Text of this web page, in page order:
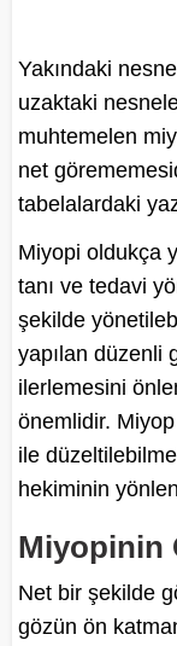
Yakındaki
uzaktaki
muhtemelen
net
tabelalardaki
Miyopi oldukça
tanı ve tedavi
şekilde
yapılan düzenli
ilerlemesini
önemlidir.
ile
hekiminin
Miyopinin
Net bir şekilde
gözün ön